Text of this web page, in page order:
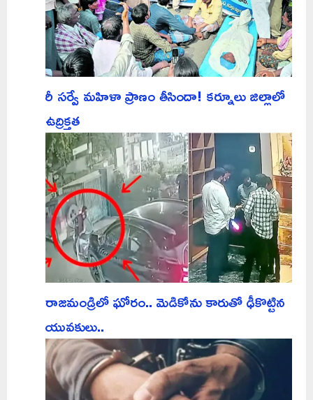
రీ సర్వే మహిళా ప్రాణం తీసిందా! కర్నూలు జిల్లాలో
ఉద్రిక్తత
రాజమండ్రిలో ఘోరం.. మెడికోను కారుతో ఢీకొట్టిన
యువకులు..